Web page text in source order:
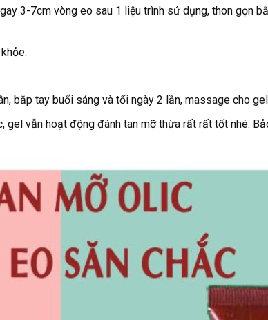
3-7cm vòng eo sau 1 liệu trình sử dụng, thon gọn
bắp tay buổi sáng và tối ngày 2 lần, massage cho
vẫn hoạt động đánh tan mỡ thừa rất rất tốt nhé.